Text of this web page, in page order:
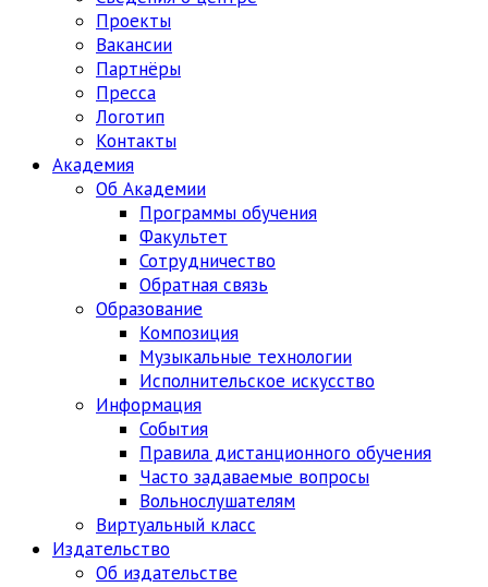
Проекты
Вакансии
Партнёры
Пресса
Логотип
Контакты
Академия
Об Академии
Программы обучения
Факультет
Сотрудничество
Обратная связь
Образование
Композиция
Музыкальные технологии
Исполнительское искусство
Информация
События
Правила дистанционного обучения
Часто задаваемые вопросы
Вольнослушателям
Виртуальный класс
Издательство
Об издательстве